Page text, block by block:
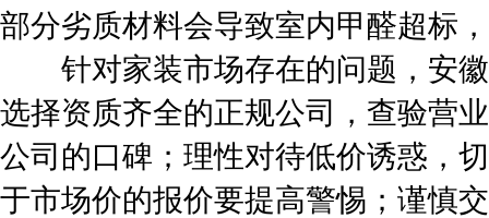
部分劣质材料会导致室内甲醛超标
针对家装市场存在的问题，安徽
选择资质齐全的正规公司，查验营
公司的口碑；理性对待低价诱惑，
于市场价的报价要提高警惕；谨慎